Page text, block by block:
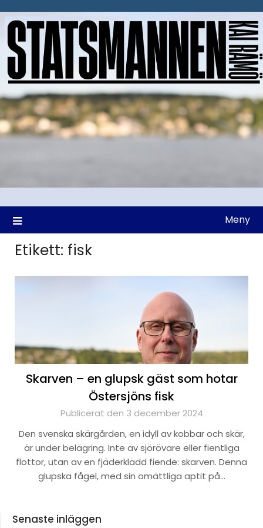
till
Meny
Etikett: fisk
Skarven – en glupsk gäst som hotar
Östersjöns fisk
Publicerat den 3 december 2024
Den svenska skärgården, en idyll av kobbar och skär,
är under belägring. Inte av sjörövare eller fientliga
flottor, utan av en fjäderklädd fiende: skarven. Denna
glupska fågel, med sin omättliga aptit på…
Senaste inläggen